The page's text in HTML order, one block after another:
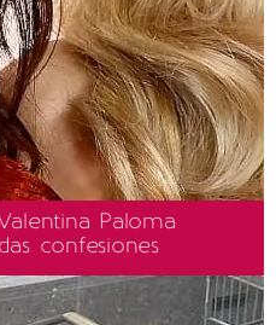
Paloma
confesiones